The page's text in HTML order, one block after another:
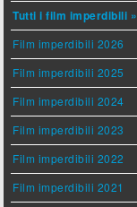
Tutti i film imperdibili »
Film imperdibili 2026
Film imperdibili 2025
Film imperdibili 2024
Film imperdibili 2023
Film imperdibili 2022
Film imperdibili 2021